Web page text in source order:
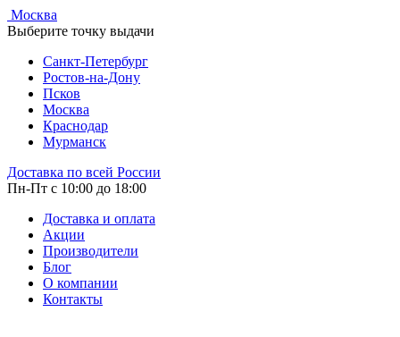
Москва
Выберите точку выдачи
Cанкт-Петербург
Ростов-на-Дону
Псков
Москва
Краснодар
Мурманск
Доставка по всей России
Пн-Пт с 10:00 до 18:00
Доставка и оплата
Акции
Производители
Блог
О компании
Контакты